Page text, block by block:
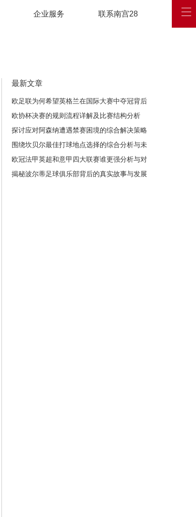
企业服务 联系南宫28
最新文章
欧足联为何希望英格兰在国际大赛中夺冠背后
的深层原因解析
欧协杯决赛的规则流程详解及比赛结构分析
探讨应对阿森纳遭遇禁赛困境的综合解决策略
思路与未来展望发展路径
围绕坎贝尔最佳打球地点选择的综合分析与未
来发展前景深度探讨全
欧冠法甲英超和意甲四大联赛谁更强分析与对
比
揭秘波尔蒂足球俱乐部背后的真实故事与发展